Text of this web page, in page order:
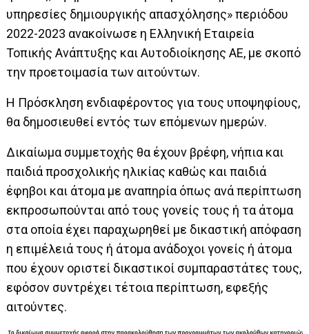
υπηρεσίες δηµιουργικής απασχόλησης» περιόδου
2022-2023 ανακοίνωσε η Ελληνική Εταιρεία
Τοπικής Ανάπτυξης και Αυτοδιοίκησης ΑΕ, με σκοπό
την προετοιµασία των αιτούντων.
Η Πρόσκληση ενδιαφέροντος για τους υποψηφίους,
θα δηµοσιευθεί εντός των επόµενων ηµερών.
Δικαίωµα συµµετοχής θα έχουν βρέφη, νήπια και
παιδιά προσχολικής ηλικίας καθώς και παιδιά
έφηβοι και άτοµα µε αναπηρία όπως ανά περίπτωση
εκπροσωπούνται από τους γονείς τους ή τα άτοµα
στα οποία έχει παραχωρηθεί µε δικαστική απόφαση
η επιµέλειά τους ή άτοµα ανάδοχοι γονείς ή άτοµα
που έχουν οριστεί δικαστικοί συµπαραστάτες τους,
εφόσον συντρέχει τέτοια περίπτωση, εφεξής
αιτούντες.